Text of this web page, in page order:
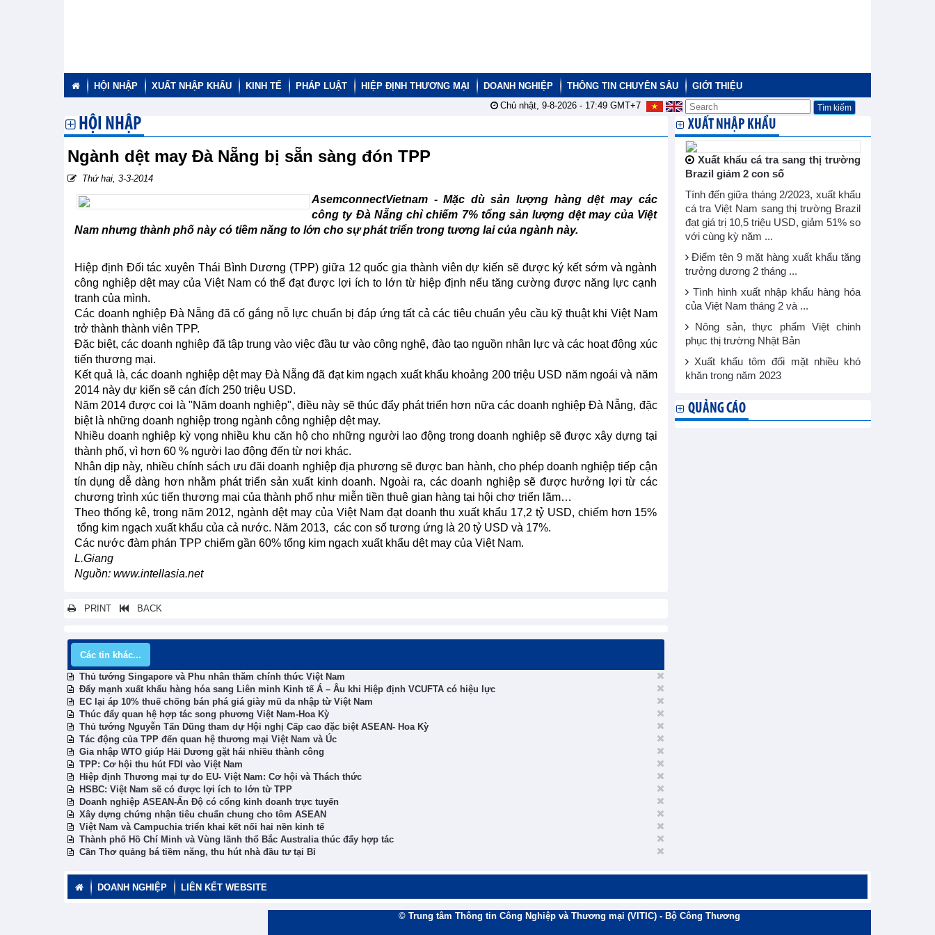
HỘI NHẬP XUẤT NHẬP KHẨU KINH TẾ PHÁP LUẬT HIỆP ĐỊNH THƯƠNG MẠI DOANH NGHIỆP THÔNG TIN CHUYÊN SÂU
GIỚI THIỆU
Chủ nhật, 9-8-2026 - 17:49GMT+7
HỘI NHẬP
Ngành dệt may Đà Nẵng bị sẵn sàng đón TPP
Thứ hai, 3-3-2014
AsemconnectVietnam - Mặc dù sản lượng hàng dệt may các
công ty Đà Nẵng chỉ chiếm 7% tổng sản lượng dệt may của Việt
Nam nhưng thành phố này có tiềm năng to lớn cho sự phát triển trong tương lai của ngành này.
Hiệp định Đối tác xuyên Thái Bình Dương (TPP) giữa 12 quốc gia thành viên dự kiến ​​sẽ được ký kết sớm và ngành
công nghiệp dệt may của Việt Nam có thể đạt được lợi ích to lớn từ hiệp định nếu tăng cường được năng lực cạnh
tranh của mình.
Các doanh nghiệp Đà Nẵng đã cố gắng nỗ lực chuẩn bị đáp ứng tất cả các tiêu chuẩn yêu cầu kỹ thuật khi Việt Nam
trở thành thành viên TPP.
Đặc biệt, các doanh nghiệp đã tập trung vào việc đầu tư vào công nghệ, đào tạo nguồn nhân lực và các hoạt động xúc
tiến thương mại.
Kết quả là, các doanh nghiệp dệt may Đà Nẵng đã đạt kim ngạch xuất khẩu khoảng 200 triệu USD năm ngoái và năm
2014 này dự kiến ​​sẽ cán đích 250 triệu USD.
Năm 2014 được coi là "Năm doanh nghiệp", điều này sẽ thúc đẩy phát triển hơn nữa các doanh nghiệp Đà Nẵng, đặc
biệt là những doanh nghiệp trong ngành công nghiệp dệt may.
Nhiều doanh nghiệp kỳ vọng nhiều khu căn hộ cho những người lao động trong doanh nghiệp sẽ được xây dựng tại
thành phố, vì hơn 60 % người lao động đến từ nơi khác.
Nhân dịp này, nhiều chính sách ưu đãi doanh nghiệp địa phương sẽ được ban hành, cho phép doanh nghiệp tiếp cận
tín dụng dễ dàng hơn nhằm phát triển sản xuất kinh doanh. Ngoài ra, các doanh nghiệp sẽ được hưởng lợi từ các
chương trình xúc tiến thương mại của thành phố như miễn tiền thuê gian hàng tại hội chợ triển lãm…
Theo thống kê, trong năm 2012, ngành dệt may của Việt Nam đạt doanh thu xuất khẩu 17,2 tỷ USD, chiếm hơn 15%
tổng kim ngạch xuất khẩu của cả nước. Năm 2013, các con số tương ứng là 20 tỷ USD và 17%.
Các nước đàm phán TPP chiếm gần 60% tổng kim ngạch xuất khẩu dệt may của Việt Nam.
L.Giang
Nguồn: www.intellasia.net
PRINT BACK
Các tin khác...
Thủ tướng Singapore và Phu nhân thăm chính thức Việt Nam
Đẩy mạnh xuất khẩu hàng hóa sang Liên minh Kinh tế Á – Âu khi Hiệp định VCUFTA có hiệu lực
EC lại áp 10% thuế chống bán phá giá giày mũ da nhập từ Việt Nam
Thúc đẩy quan hệ hợp tác song phương Việt Nam-Hoa Kỳ
Thủ tướng Nguyễn Tấn Dũng tham dự Hội nghị Cấp cao đặc biệt ASEAN- Hoa Kỳ
Tác động của TPP đến quan hệ thương mại Việt Nam và Úc
Gia nhập WTO giúp Hải Dương gặt hái nhiều thành công
TPP: Cơ hội thu hút FDI vào Việt Nam
Hiệp định Thương mại tự do EU- Việt Nam: Cơ hội và Thách thức
HSBC: Việt Nam sẽ có được lợi ích to lớn từ TPP
Doanh nghiệp ASEAN-Ấn Độ có cổng kinh doanh trực tuyến
Xây dựng chứng nhận tiêu chuẩn chung cho tôm ASEAN
Việt Nam và Campuchia triển khai kết nối hai nền kinh tế
Thành phố Hồ Chí Minh và Vùng lãnh thổ Bắc Australia thúc đẩy hợp tác
Cần Thơ quảng bá tiềm năng, thu hút nhà đầu tư tại Bỉ
XUẤT NHẬP KHẨU
Xuất khẩu cá tra sang thị trường
Brazil giảm 2 con số
Tính đến giữa tháng 2/2023, xuất khẩu
cá tra Việt Nam sang thị trường Brazil
đạt giá trị 10,5 triệu USD, giảm 51% so
với cùng kỳ năm ...
Điểm tên 9 mặt hàng xuất khẩu tăng
trưởng dương 2 tháng ...
Tình hình xuất nhập khẩu hàng hóa
của Việt Nam tháng 2 và ...
Nông sản, thực phẩm Việt chinh
phục thị trường Nhật Bản
Xuất khẩu tôm đối mặt nhiều khó
khăn trong năm 2023
QUẢNG CÁO
DOANH NGHIỆP LIÊN KẾT WEBSITE
© Trung tâm Thông tin Công Nghiệp và Thương mại (VITIC) - Bộ Công Thương